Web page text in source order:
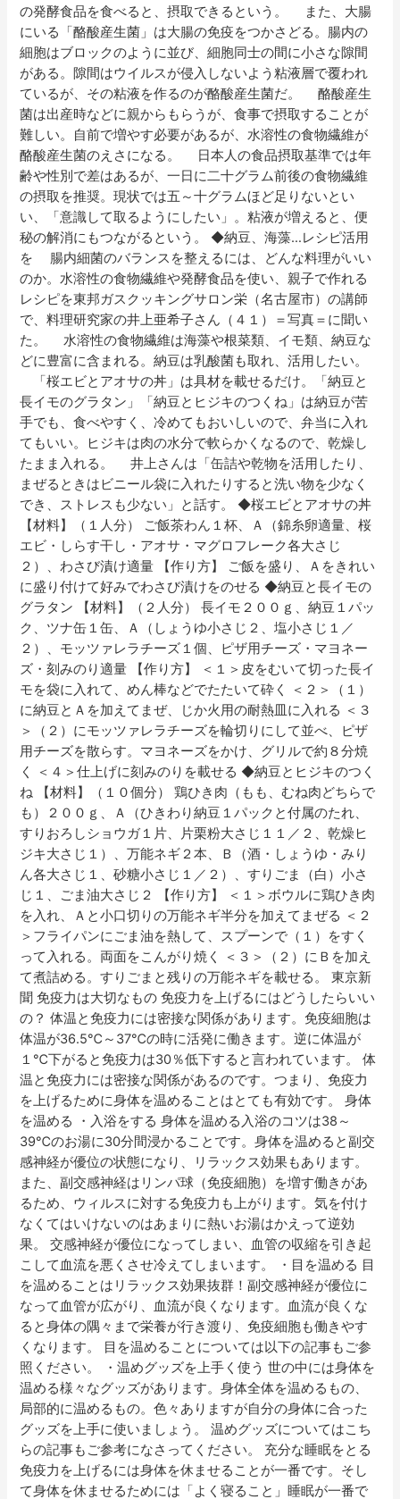
の発酵食品を食べると、摂取できるという。 また、大腸
にいる「酪酸産生菌」は大腸の免疫をつかさどる。腸内の
細胞はブロックのように並び、細胞同士の間に小さな隙間
がある。隙間はウイルスが侵入しないよう粘液層で覆われ
ているが、その粘液を作るのが酪酸産生菌だ。 酪酸産生
菌は出産時などに親からもらうが、食事で摂取することが
難しい。自前で増やす必要があるが、水溶性の食物繊維が
酪酸産生菌のえさになる。 日本人の食品摂取基準では年
齢や性別で差はあるが、一日に二十グラム前後の食物繊維
の摂取を推奨。現状では五～十グラムほど足りないとい
い、「意識して取るようにしたい」。粘液が増えると、便
秘の解消にもつながるという。 ◆納豆、海藻…レシピ活用
を 腸内細菌のバランスを整えるには、どんな料理がいい
のか。水溶性の食物繊維や発酵食品を使い、親子で作れる
レシピを東邦ガスクッキングサロン栄（名古屋市）の講師
で、料理研究家の井上亜希子さん（４１）＝写真＝に聞い
た。 水溶性の食物繊維は海藻や根菜類、イモ類、納豆な
どに豊富に含まれる。納豆は乳酸菌も取れ、活用したい。
「桜エビとアオサの丼」は具材を載せるだけ。「納豆と
長イモのグラタン」「納豆とヒジキのつくね」は納豆が苦
手でも、食べやすく、冷めてもおいしいので、弁当に入れ
てもいい。ヒジキは肉の水分で軟らかくなるので、乾燥し
たまま入れる。 井上さんは「缶詰や乾物を活用したり、
まぜるときはビニール袋に入れたりすると洗い物を少なく
でき、ストレスも少ない」と話す。 ◆桜エビとアオサの丼
【材料】（１人分） ご飯茶わん１杯、Ａ（錦糸卵適量、桜
エビ・しらす干し・アオサ・マグロフレーク各大さじ
２）、わさび漬け適量 【作り方】 ご飯を盛り、Ａをきれい
に盛り付けて好みでわさび漬けをのせる ◆納豆と長イモの
グラタン 【材料】（２人分） 長イモ２００ｇ、納豆１パッ
ク、ツナ缶１缶、Ａ（しょうゆ小さじ２、塩小さじ１／
２）、モッツァレラチーズ１個、ピザ用チーズ・マヨネー
ズ・刻みのり適量 【作り方】 ＜１＞皮をむいて切った長イ
モを袋に入れて、めん棒などでたたいて砕く ＜２＞（１）
に納豆とＡを加えてまぜ、じか火用の耐熱皿に入れる ＜３
＞（２）にモッツァレラチーズを輪切りにして並べ、ピザ
用チーズを散らす。マヨネーズをかけ、グリルで約８分焼
く ＜４＞仕上げに刻みのりを載せる ◆納豆とヒジキのつく
ね 【材料】（１０個分） 鶏ひき肉（もも、むね肉どちらで
も）２００ｇ、Ａ（ひきわり納豆１パックと付属のたれ、
すりおろしショウガ１片、片栗粉大さじ１１／２、乾燥ヒ
ジキ大さじ１）、万能ネギ２本、Ｂ（酒・しょうゆ・みり
ん各大さじ１、砂糖小さじ１／２）、すりごま（白）小さ
じ１、ごま油大さじ２ 【作り方】 ＜１＞ボウルに鶏ひき肉
を入れ、Ａと小口切りの万能ネギ半分を加えてまぜる ＜２
＞フライパンにごま油を熱して、スプーンで（１）をすく
って入れる。両面をこんがり焼く ＜３＞（２）にＢを加え
て煮詰める。すりごまと残りの万能ネギを載せる。 東京新
聞 免疫力は大切なもの 免疫力を上げるにはどうしたらいい
の？ 体温と免疫力には密接な関係があります。免疫細胞は
体温が36.5℃～37℃の時に活発に働きます。逆に体温が
１℃下がると免疫力は30％低下すると言われています。 体
温と免疫力には密接な関係があるのです。つまり、免疫力
を上げるために身体を温めることはとても有効です。 身体
を温める ・入浴をする 身体を温める入浴のコツは38～
39℃のお湯に30分間浸かることです。身体を温めると副交
感神経が優位の状態になり、リラックス効果もあります。
また、副交感神経はリンパ球（免疫細胞）を増す働きがあ
るため、ウィルスに対する免疫力も上がります。気を付け
なくてはいけないのはあまりに熱いお湯はかえって逆効
果。 交感神経が優位になってしまい、血管の収縮を引き起
こして血流を悪くさせ冷えてしまいます。 ・目を温める 目
を温めることはリラックス効果抜群！副交感神経が優位に
なって血管が広がり、血流が良くなります。血流が良くな
ると身体の隅々まで栄養が行き渡り、免疫細胞も働きやす
くなります。 目を温めることについては以下の記事もご参
照ください。 ・温めグッズを上手く使う 世の中には身体を
温める様々なグッズがあります。身体全体を温めるもの、
局部的に温めるもの。色々ありますが自分の身体に合った
グッズを上手に使いましょう。 温めグッズについてはこち
らの記事もご参考になさってください。 充分な睡眠をとる
免疫力を上げるには身体を休ませることが一番です。そし
て身体を休ませるためには「よく寝ること」睡眠が一番で